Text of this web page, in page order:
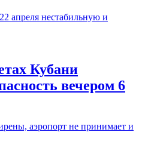
Кубани
вечером 6